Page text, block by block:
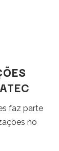
faz parte
no